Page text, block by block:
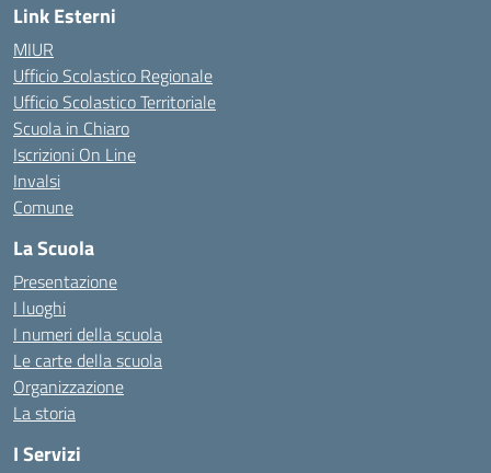
Link Esterni
MIUR
Ufficio Scolastico Regionale
Ufficio Scolastico Territoriale
Scuola in Chiaro
Iscrizioni On Line
Invalsi
Comune
La Scuola
Presentazione
I luoghi
I numeri della scuola
Le carte della scuola
Organizzazione
La storia
I Servizi